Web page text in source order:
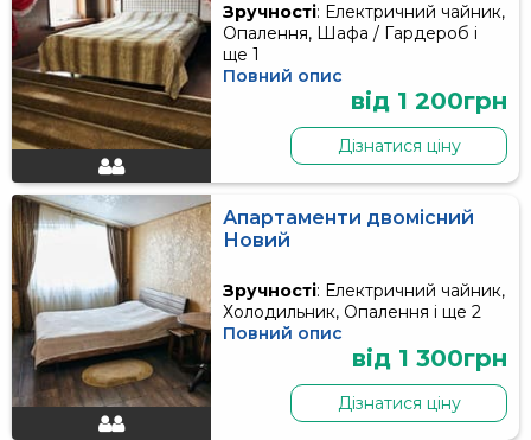
Зручності: Електричний чайник,
Опалення, Шафа / Гардероб і
ще 1
Повний опис
від 1 200грн
Дізнатися ціну
Апартаменти двомісний
Новий
Зручності: Електричний чайник,
Холодильник, Опалення і ще 2
Повний опис
від 1 300грн
Дізнатися ціну